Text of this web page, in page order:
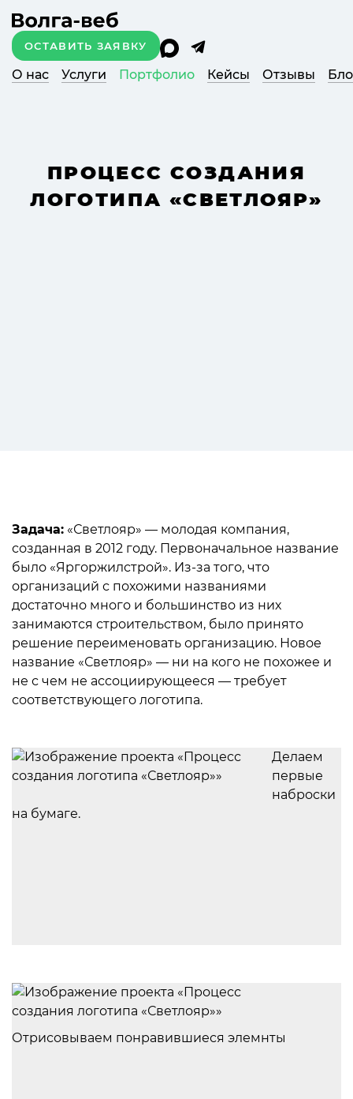
О нас Услуги Портфолио Кейсы Отзывы
ОСТАВИТЬ ЗАЯВКУ
ПРОЦЕСС СОЗДАНИЯ
ЛОГОТИПА «СВЕТЛОЯР»
Задача: «Светлояр» — молодая компания,
созданная в 2012 году. Первоначальное название
было «Яргоржилстрой». Из-за того, что
организаций с похожими названиями
достаточно много и большинство из них
занимаются строительством, было принято
решение переименовать организацию. Новое
название «Светлояр» — ни на кого не похожее и
не с чем не ассоциирующееся — требует
соответствующего логотипа.
Делаем
первые
наброски
на бумаге.
Отрисовываем понравившиеся элемнты